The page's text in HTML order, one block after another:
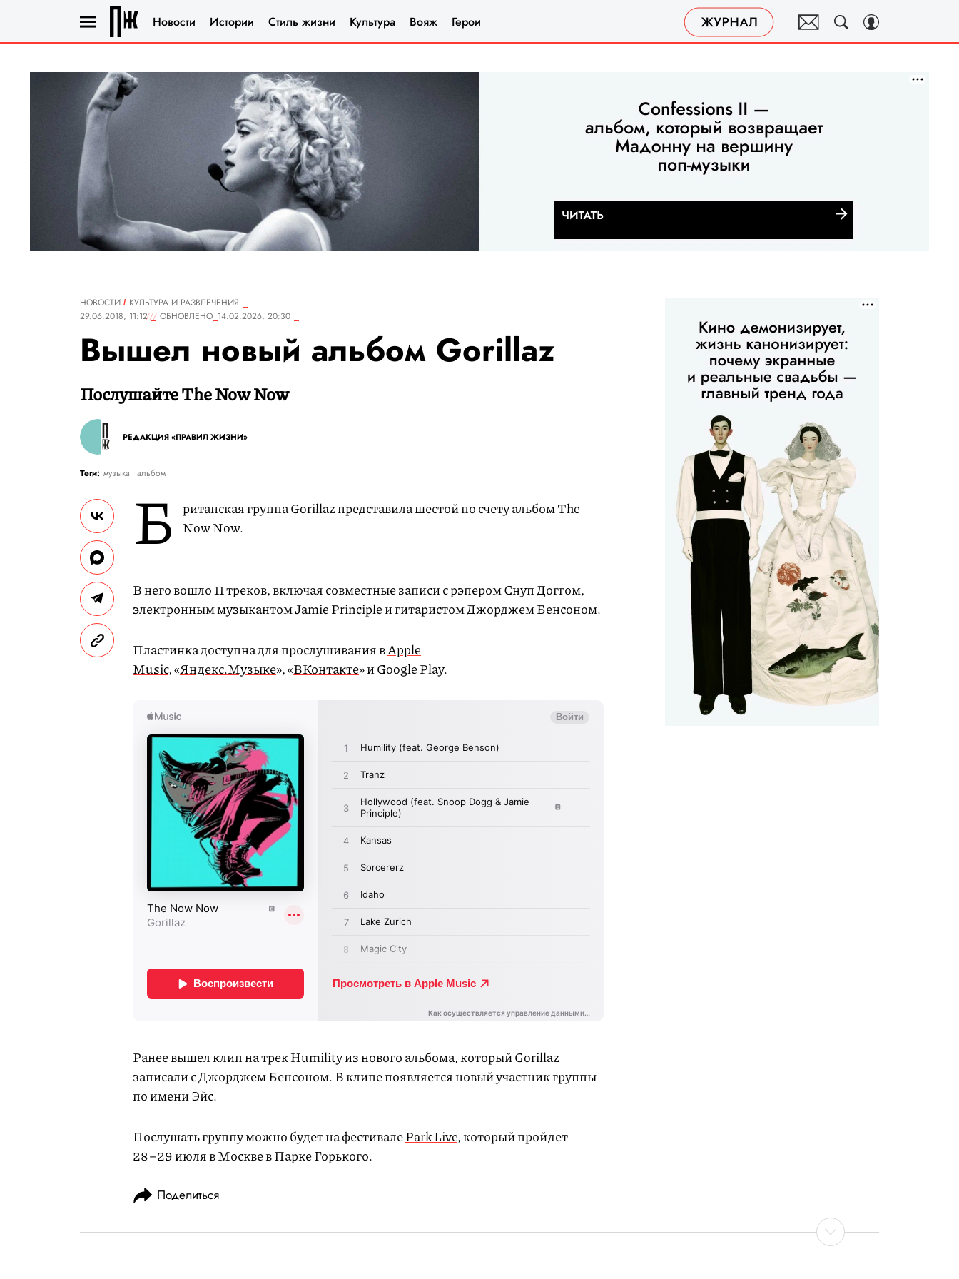
Новости Истории Стиль жизни Культура Вояж Герои
НОВОСТИ
КУЛЬТУРА И РАЗВЛЕЧЕНИЯ
29.06.2018, 11:12
ОБНОВЛЕНО 14.02.2026, 20:30
Вышел новый альбом Gorillaz
Послушайте The Now Now
РЕДАКЦИЯ «ПРАВИЛ ЖИЗНИ»
Теги: музыка альбом
Б
ританская группа Gorillaz представила шестой по счету альбом The
Now Now.
В него вошло 11 треков, включая совместные записи с рэпером Снуп Доггом,
электронным музыкантом Jamie Principle и гитаристом Джорджем Бенсоном.
Пластинка доступна для прослушивания вApple
Music, «Яндекс.Музыке», «ВКонтакте» и Google Play.
Ранее вышелклипна трек Humility из нового альбома, который Gorillaz
записали с Джорджем Бенсоном. В клипе появляется новый участник группы
по имени Эйс.
Послушать группу можно будет на фестивалеPark Live, который пройдет
28−29 июля в Москве в Парке Горького.
Поделиться